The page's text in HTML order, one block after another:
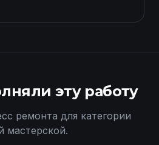
эту работу
ремонта для категории
мастерской.